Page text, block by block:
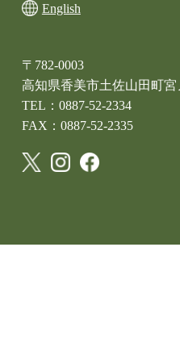
〒782-0003
高知県香美市土佐山田町宮
TEL：0887-52-2334
FAX：0887-52-2335
English